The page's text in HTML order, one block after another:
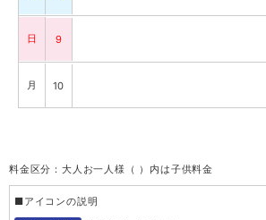
日 9
月 10
12
料金区分：大人お一人様（ ）内は子供料金
■アイコンの説明